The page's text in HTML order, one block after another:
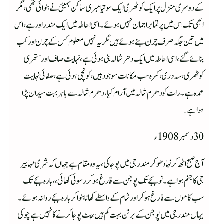
کے دوسری منزل پر ایک کوٹھری ایک سوتیامبری ساکن بمبئی نے بنوائی تھی ،مگر
ابھی تک اس میں پرتما براجمان نہیں ہوئے۔اسی احاطہ میں ایک مندر اورہے ،اس
میں تین جگہ صرف چرن بنے ہوئے ہیں مگر یہ نہیں معلوم کس کے چرن اور کب
بنائے گئے،اسی احاطہ میں ایک دھرشالہ بنی ہوئی ہے،نہایت صاف اور ستھری
کوٹھری ،سہ دری ،کمرہ سب مکانات موجود ہیں ،کونچی ہوئی ہے ،صفائی نہایت
عمدہ ہے۔رات کو دھرم شالہ میں آرام کیا ،دھرم شالہ سے باہر بہت میدان پڑا
ہواہے۔
آج صبح اٹھ کر نہا دھو کر مندرجی میں پوجا کی ،یہ وہ مقام ہے جہاں کہ شری مہابیر
جی کا جنم ہوا ہے۔نو بجے تک پوجن سے فارغ ہوکر رسوئی کھائی،،بارہ بجے تک
سب کاموں سے فارغ ہوکر اور شام کے واسطے کھانا بنواکر بارہ بجے روانہ ہوئے۔
یہاں مندر جی میں پوجن کے برتن بہت کم ہیں ،پٹ پوجا کرنے کا نہیں ہے چوکی